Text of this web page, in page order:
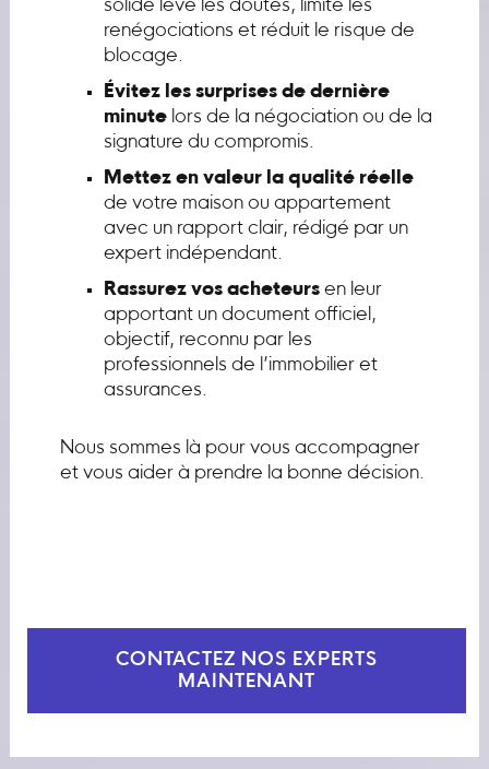
solide lève les doutes, limite les
renégociations et réduit le risque de
blocage.
Évitez les surprises de dernière
minutelors de la négociation ou de la
signature du compromis.
Mettez en valeur la qualité réelle
de votre maison ou appartement
avec un rapport clair, rédigé par un
expert indépendant.
Rassurez vos acheteursen leur
apportant un document officiel,
objectif, reconnu par les
professionnels de l’immobilier et
assurances.
Nous sommes là pour vous accompagner
et vous aider à prendre la bonne décision.
CONTACTEZ NOS EXPERTS
MAINTENANT